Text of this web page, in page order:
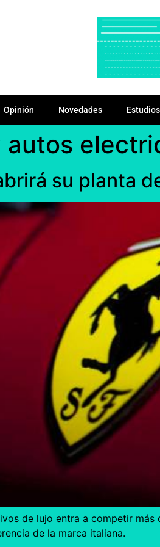
Opinión Novedades Estudios
autos
su planta
de lujo entra a competir
de la marca italiana.